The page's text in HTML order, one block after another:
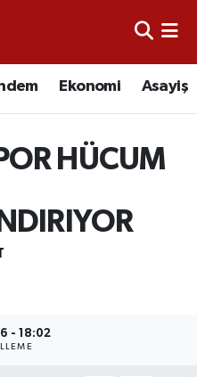
Ekonomi Asayiş
HÜCUM
- 18:02
Puan Durumu ve Fikstür